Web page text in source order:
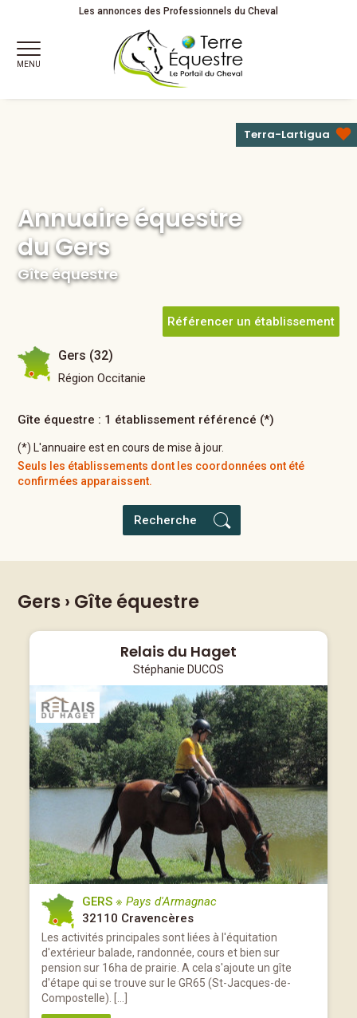
Annuaire équestreLes annonces des Professionnels du Cheval
MENU
Annuaire équestre
du Gers
Gîte équestre
Terra-Lartigua
Référencer un établissement
Gers (32)
Région Occitanie
Gîte équestre : 1 établissement référencé (*)
(*) L'annuaire est en cours de mise à jour.
Seuls les établissements dont les coordonnées ont été
confirmées apparaissent.
Recherche
Gers› Gîte équestre
Relais du Haget
Stéphanie DUCOS
GERS ※ Pays d'Armagnac
32110 Cravencères
Les activités principales sont liées à l'équitation
d'extérieur balade, randonnée, cours et bien sur
pension sur 16ha de prairie. A cela s'ajoute un gîte
d'étape qui se trouve sur le GR65 (St-Jacques-de-
Compostelle). […]